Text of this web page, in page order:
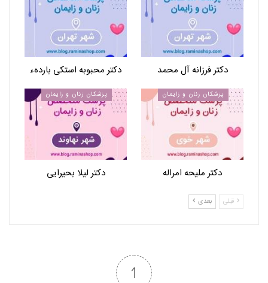
دکتر فرزانه آل محمد دکتر محبوبه استکی باردهء
پزشکان زنان و زایمان
دکتر ملیحه امراله
پزشکان زنان و زایمان
دکتر لیلا بحیرایی
قبلی بعدی
1